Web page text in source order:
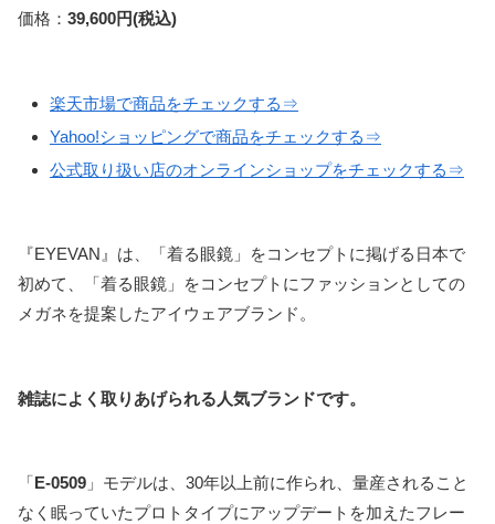
価格： 39,600円(税込)
楽天市場で商品をチェックする⇒
Yahoo!ショッピングで商品をチェックする⇒
公式取り扱い店のオンラインショップをチェックする⇒
『EYEVAN』は、「着る眼鏡」をコンセプトに掲げる日本で
初めて、「着る眼鏡」をコンセプトにファッションとしての
メガネを提案したアイウェアブランド。
雑誌によく取りあげられる人気ブランドです。
「E-0509 」モデルは、30年以上前に作られ、量産されること
なく眠っていたプロトタイプにアップデートを加えたフレー